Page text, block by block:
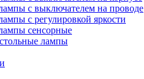
с выключателем на проводе
с регулировкой яркости
сенсорные
лампы